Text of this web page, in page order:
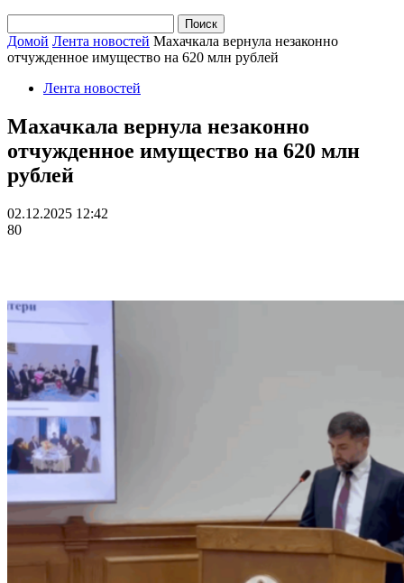
Домой Лента новостей Махачкала вернула незаконно
отчужденное имущество на 620 млн рублей
Лента новостей
Махачкала вернула незаконно
отчужденное имущество на 620 млн
рублей
02.12.2025 12:42
80